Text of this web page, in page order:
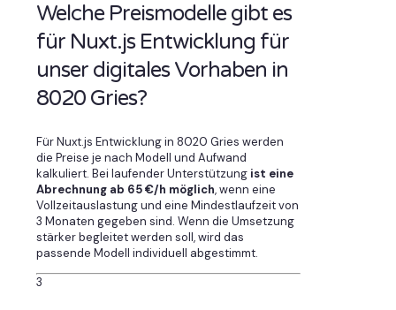
Welche Preismodelle gibt es
für Nuxt.js Entwicklung für
unser digitales Vorhaben in
8020 Gries?
Für Nuxt.js Entwicklung in 8020 Gries werden
die Preise je nach Modell und Aufwand
kalkuliert. Bei laufender Unterstützung ist eine
Abrechnung ab 65 €/h möglich, wenn eine
Vollzeitauslastung und eine Mindestlaufzeit von
3 Monaten gegeben sind. Wenn die Umsetzung
stärker begleitet werden soll, wird das
passende Modell individuell abgestimmt.
3